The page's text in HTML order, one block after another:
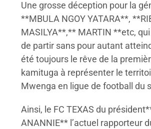
Une grosse déception pour la
**MBULA NGOY YATARA**,
MASILYA**,** MARTIN **etc,
de partir sans pour autant
été toujours le rêve de la
kamituga à représenter le
Mwenga en ligue de football du
Ainsi, le FC TEXAS du
ANANNIE** l’actuel rapporteur